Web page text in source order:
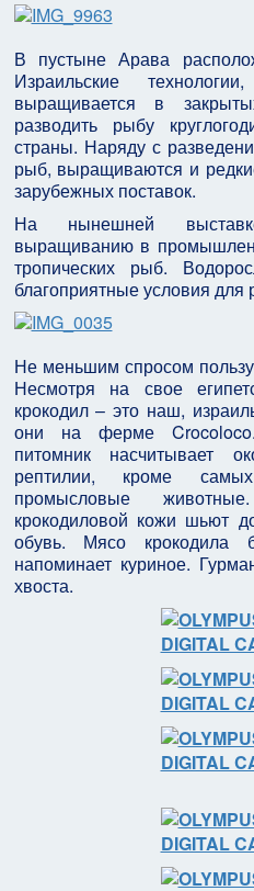
В пустыне Арава
Израильские
выращивается в
разводить рыбу
страны. Наряду с
рыб, выращиваются и
зарубежных поставок.
На нынешней
выращиванию в
тропических рыб.
благоприятные условия для
Не меньшим спросом
Несмотря на свое
крокодил – это наш,
они на ферме
питомник насчитывает
рептилии, кроме
промысловые
крокодиловой кожи шьют
обувь. Мясо крокодила
напоминает куриное.
хвоста.